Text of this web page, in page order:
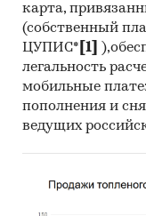
карта,
(собственный
ЦУПИС* [1]
легальность
мобильные
пополнения и
ведущих